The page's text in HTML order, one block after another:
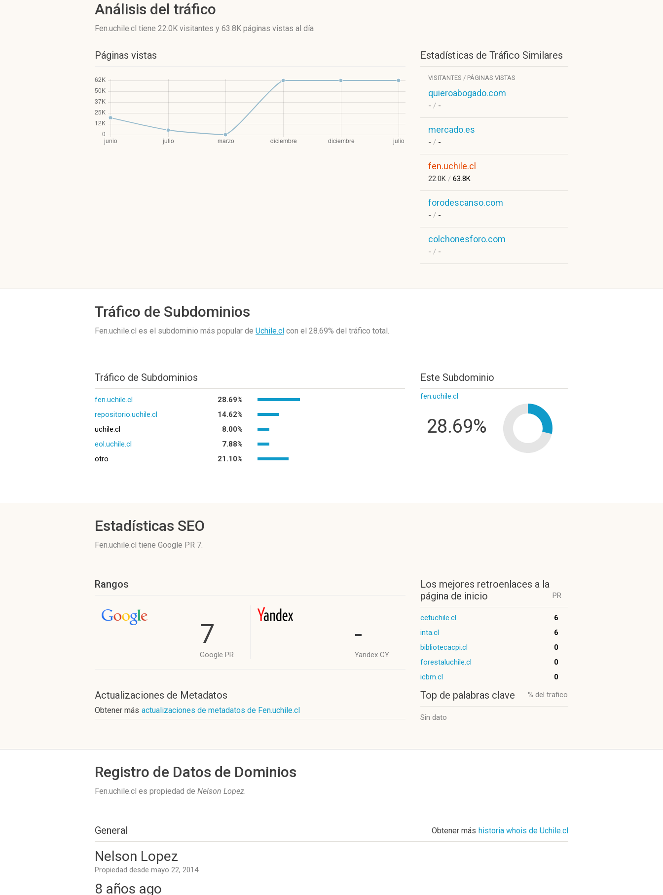
Análisis del tráfico
Fen.uchile.cl tiene 22.0K visitantes y 63.8K páginas vistas al día
Páginas vistas Estadísticas de Tráfico Similares
VISITANTES / PÁGINAS VISTAS
quieroabogado.com
- / -
mercado.es
- / -
fen.uchile.cl
22.0K / 63.8K
forodescanso.com
- / -
colchonesforo.com
- / -
Tráfico de Subdominios
Fen.uchile.cl es el subdominio más popular de Uchile.cl con el 28.69% del tráfico total.
Tráfico de Subdominios
fen.uchile.cl
28.69%
repositorio.uchile.cl
14.62%
uchile.cl
8.00%
eol.uchile.cl
7.88%
otro
21.10%
Este Subdominio
fen.uchile.cl
28.69%
Estadísticas SEO
Fen.uchile.cl tiene Google PR 7.
Rangos
7
Google PR
-
Yandex CY
Actualizaciones de Metadatos
Obtener más actualizaciones de metadatos de Fen.uchile.cl
Los mejores retroenlaces a la
página de inicio
PR
cetuchile.cl
6
inta.cl
6
bibliotecacpi.cl
0
forestaluchile.cl
0
icbm.cl
0
Top de palabras clave % del trafico
Sin dato
Registro de Datos de Dominios
Fen.uchile.cl es propiedad de Nelson Lopez.
General Obtener más historia whois de Uchile.cl
Nelson Lopez
Propiedad desde mayo 22, 2014
8 años ago